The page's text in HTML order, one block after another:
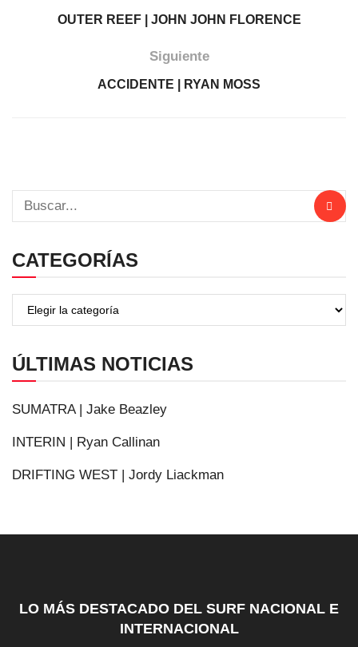
OUTER REEF | JOHN JOHN FLORENCE
Siguiente
ACCIDENTE | RYAN MOSS
CATEGORÍAS
ÚLTIMAS NOTICIAS
SUMATRA | Jake Beazley
INTERIN | Ryan Callinan
DRIFTING WEST | Jordy Liackman
LO MÁS DESTACADO DEL SURF NACIONAL E
INTERNACIONAL